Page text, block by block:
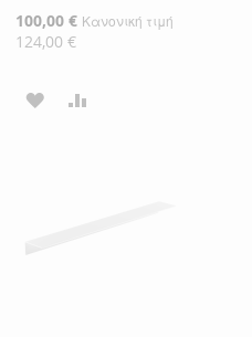
Ειδική
Τιμή
100,00 € Κανονική τιμή
124,00 €
ΠΡΟΣΘΉΚΗ